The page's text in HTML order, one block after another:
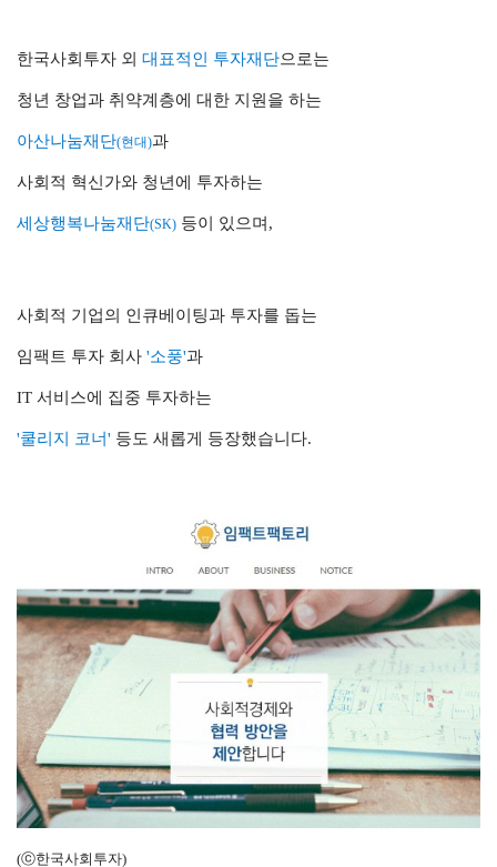
한국사회투자 외 대표적인 투자재단으로는
청년 창업과 취약계층에 대한 지원을 하는
아산나눔재단(현대)과
사회적 혁신가와 청년에 투자하는
세상행복나눔재단(SK) 등이 있으며,
사회적 기업의 인큐베이팅과 투자를 돕는
임팩트 투자 회사 '소풍'과
IT 서비스에 집중 투자하는
'쿨리지 코너' 등도 새롭게 등장했습니다.
(ⓒ한국사회투자)